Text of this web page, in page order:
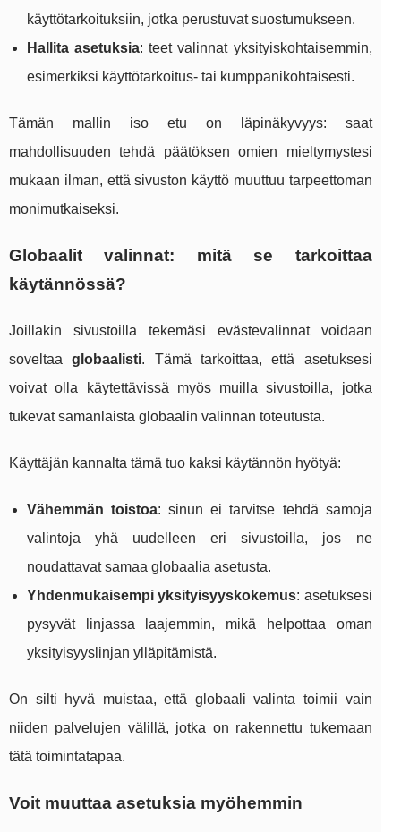
käyttötarkoituksiin, jotka perustuvat suostumukseen.
Hallita asetuksia: teet valinnat yksityiskohtaisemmin,
esimerkiksi käyttötarkoitus- tai kumppanikohtaisesti.
Tämän mallin iso etu on läpinäkyvyys: saat
mahdollisuuden tehdä päätöksen omien mieltymystesi
mukaan ilman, että sivuston käyttö muuttuu tarpeettoman
monimutkaiseksi.
Globaalit valinnat: mitä se tarkoittaa
käytännössä?
Joillakin sivustoilla tekemäsi evästevalinnat voidaan
soveltaaglobaalisti. Tämä tarkoittaa, että asetuksesi
voivat olla käytettävissä myös muilla sivustoilla, jotka
tukevat samanlaista globaalin valinnan toteutusta.
Käyttäjän kannalta tämä tuo kaksi käytännön hyötyä:
Vähemmän toistoa: sinun ei tarvitse tehdä samoja
valintoja yhä uudelleen eri sivustoilla, jos ne
noudattavat samaa globaalia asetusta.
Yhdenmukaisempi yksityisyyskokemus: asetuksesi
pysyvät linjassa laajemmin, mikä helpottaa oman
yksityisyyslinjan ylläpitämistä.
On silti hyvä muistaa, että globaali valinta toimii vain
niiden palvelujen välillä, jotka on rakennettu tukemaan
tätä toimintatapaa.
Voit muuttaa asetuksia myöhemmin